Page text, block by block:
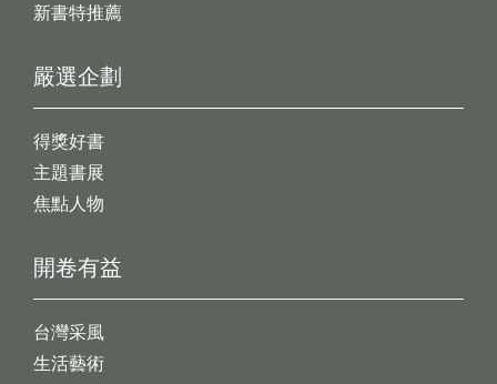
新書特推薦
開卷有益
台灣采風
生活藝術
嚴選企劃
得獎好書
主題書展
焦點人物